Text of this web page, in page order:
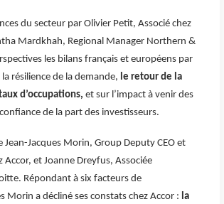
du secteur par Olivier Petit, Associé chez
Mardkhah, Regional Manager Northern &
les bilans français et européens par
résilience de la demande, le retour de la
d’occupations, et sur l’impact à venir des
de la part des investisseurs.
Jean-Jacques Morin, Group Deputy CEO et
et Joanne Dreyfus, Associée
Répondant à six facteurs de
Morin a décliné ses constats chez Accor : la